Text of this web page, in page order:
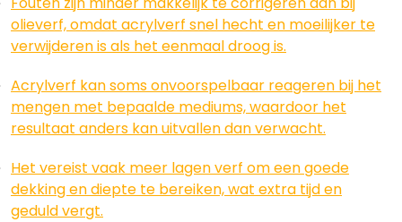
olieverf, omdat acrylverf snel hecht en moeilijker te
verwijderen is als het eenmaal droog is.
Acrylverf kan soms onvoorspelbaar reageren bij het
mengen met bepaalde mediums, waardoor het
resultaat anders kan uitvallen dan verwacht.
Het vereist vaak meer lagen verf om een goede
dekking en diepte te bereiken, wat extra tijd en
geduld vergt.